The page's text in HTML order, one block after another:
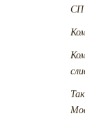
СП